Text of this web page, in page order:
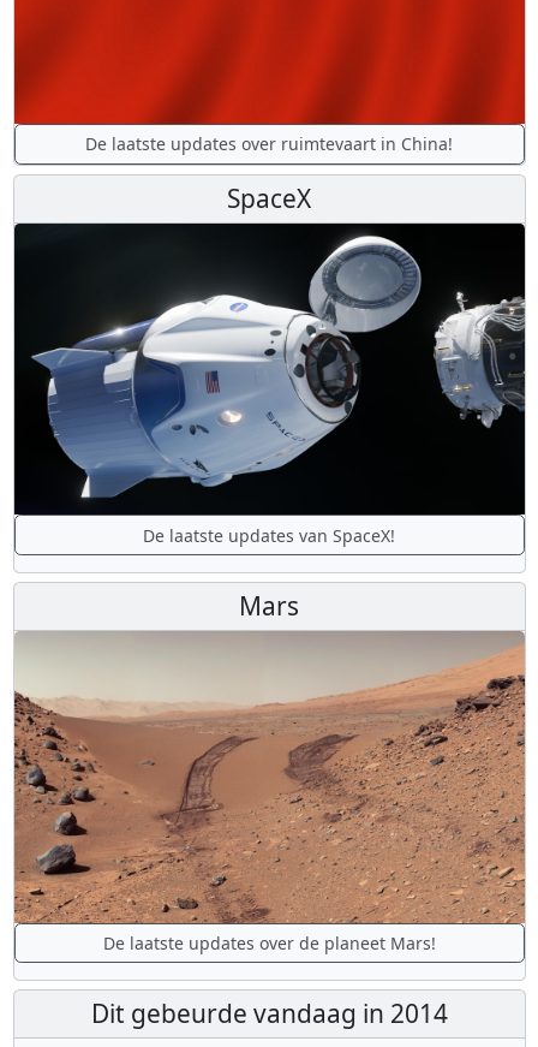
De laatste updates over ruimtevaart in China!
SpaceX
De laatste updates van SpaceX!
Mars
De laatste updates over de planeet Mars!
Dit gebeurde vandaag in 2014